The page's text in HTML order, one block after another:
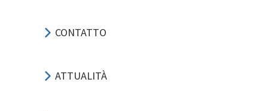
CONTATTO
ATTUALITÀ